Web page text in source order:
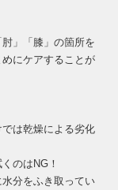
」「膝」の箇所を
にケアすることが
は乾燥による劣化
のはNG！
分をふき取ってい